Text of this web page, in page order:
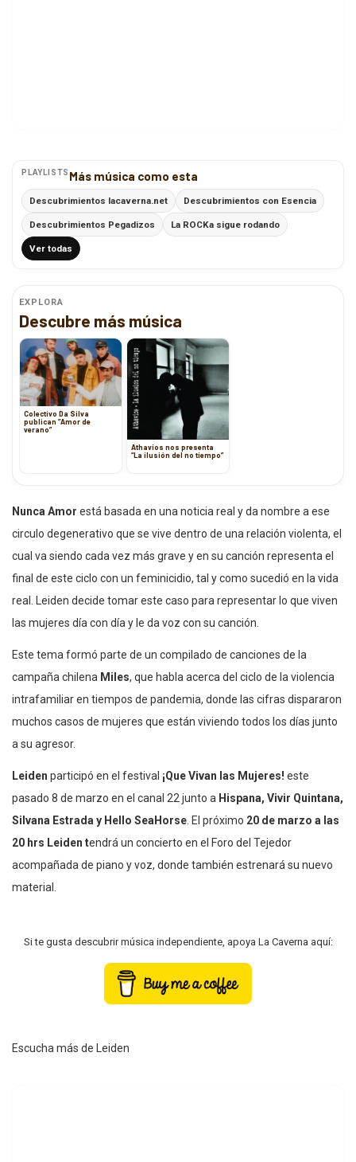
PLAYLISTS Más música como esta
Descubrimientos lacaverna.net Descubrimientos con Esencia
Descubrimientos Pegadizos La ROCKa sigue rodando
Ver todas
EXPLORA
Descubre más música
Colectivo Da Silva
publican ”Amor de
verano”
Athavios nos presenta
“La ilusión del no tiempo”
Nunca Amor está basada en una noticia real y da nombre a ese
circulo degenerativo que se vive dentro de una relación violenta, el
cual va siendo cada vez más grave y en su canción representa el
final de este ciclo con un feminicidio, tal y como sucedió en la vida
real. Leiden decide tomar este caso para representar lo que viven
las mujeres día con día y le da voz con su canción.
Este tema formó parte de un compilado de canciones de la
campaña chilena Miles, que habla acerca del ciclo de la violencia
intrafamiliar en tiempos de pandemia, donde las cifras dispararon
muchos casos de mujeres que están viviendo todos los días junto
a su agresor.
Leiden participó en el festival ¡Que Vivan las Mujeres! este
pasado 8 de marzo en el canal 22 junto a Hispana, Vivir Quintana,
Silvana Estrada y Hello SeaHorse. El próximo 20 de marzo a las
20 hrs Leiden tendrá un concierto en el Foro del Tejedor
acompañada de piano y voz, donde también estrenará su nuevo
material.
Si te gusta descubrir música independiente, apoya La Caverna aquí:
Escucha más de Leiden